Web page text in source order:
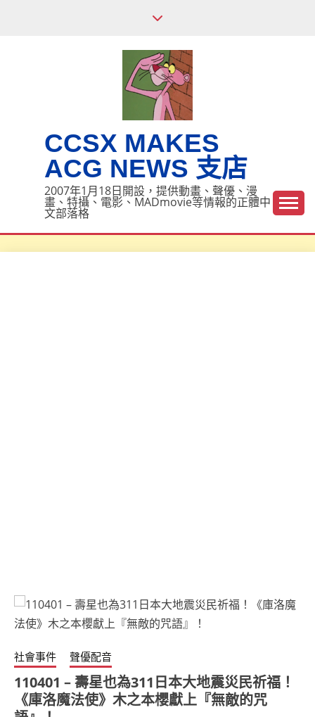
CCSX MAKES
ACG NEWS 支店
2007年1月18日開設，提供動畫、聲優、漫
畫、特攝、電影、MADmovie等情報的正體中
文部落格
社會事件 聲優配音
110401 – 壽星也為311日本大地震災民祈福！
《庫洛魔法使》木之本櫻獻上『無敵的咒